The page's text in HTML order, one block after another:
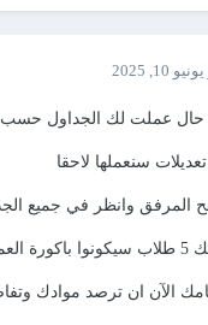
يونيو 10, 2025
عملت لك الجداول
تعديلات سنعملها لاحقا
المرفق وانظر في جميع
الآن ان ترصد موادك